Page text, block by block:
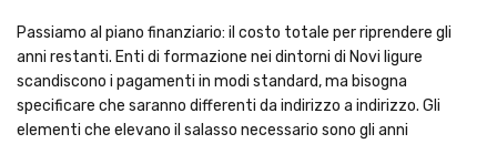
Passiamo al piano finanziario: il costo totale per riprendere gli
anni restanti. Enti di formazione nei dintorni di Novi ligure
scandiscono i pagamenti in modi standard, ma bisogna
specificare che saranno differenti da indirizzo a indirizzo. Gli
elementi che elevano il salasso necessario sono gli anni